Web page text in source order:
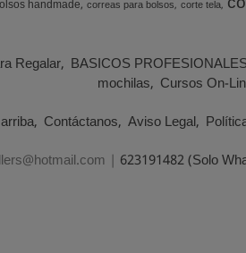
handmade correas para bolsos corte tela
Regalar BASICOS
mochilas Cursos On-
Contáctanos Aviso Legal
| 623191482 (Solo